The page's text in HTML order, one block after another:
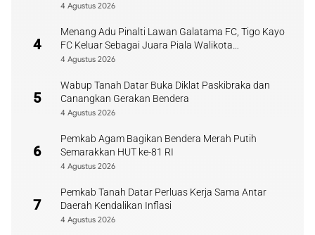
4 Agustus 2026
4
Menang Adu Pinalti Lawan Galatama FC, Tigo Kayo
FC Keluar Sebagai Juara Piala Walikota
Payakumbuh
4 Agustus 2026
5
Wabup Tanah Datar Buka Diklat Paskibraka dan
Canangkan Gerakan Bendera
4 Agustus 2026
6
Pemkab Agam Bagikan Bendera Merah Putih
Semarakkan HUT ke-81 RI
4 Agustus 2026
7
Pemkab Tanah Datar Perluas Kerja Sama Antar
Daerah Kendalikan Inflasi
4 Agustus 2026